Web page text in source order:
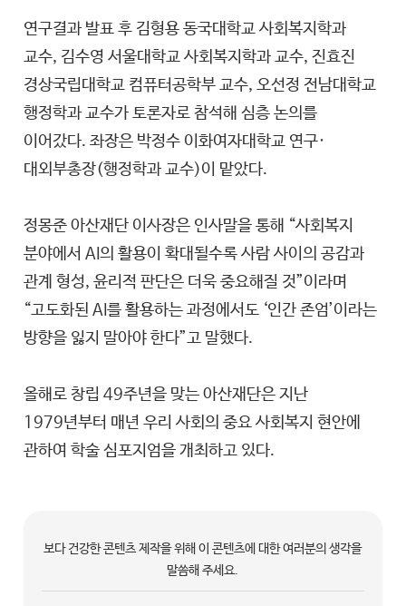
연구결과 발표 후 김형용 동국대학교 사회복지학과
교수, 김수영 서울대학교 사회복지학과 교수, 진효진
경상국립대학교 컴퓨터공학부 교수, 오선정 전남대학교
행정학과 교수가 토론자로 참석해 심층 논의를
이어갔다. 좌장은 박정수 이화여자대학교 연구·
대외부총장(행정학과 교수)이 맡았다.
정몽준 아산재단 이사장은 인사말을 통해 “사회복지
분야에서 AI의 활용이 확대될수록 사람 사이의 공감과
관계 형성, 윤리적 판단은 더욱 중요해질 것”이라며
“고도화된 AI를 활용하는 과정에서도 ‘인간 존엄’이라는
방향을 잃지 말아야 한다”고 말했다.
올해로 창립 49주년을 맞는 아산재단은 지난
1979년부터 매년 우리 사회의 중요 사회복지 현안에
관하여 학술 심포지엄을 개최하고 있다.
보다 건강한 콘텐츠 제작을 위해 이 콘텐츠에 대한 여러분의 생각을
말씀해 주세요.